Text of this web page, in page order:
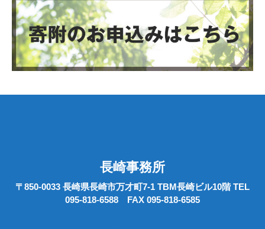
長崎事務所
〒850-0033 長崎県長崎市万才町7-1 TBM長崎ビル10階 TEL
095-818-6588 FAX 095-818-6585